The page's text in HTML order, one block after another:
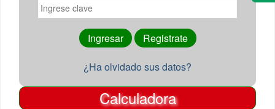
¿Ha olvidado sus datos?
Calculadora